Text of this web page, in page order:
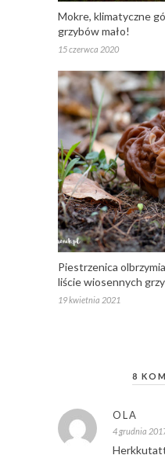
Mokre, klimatyczne
grzybów mało!
15 czerwca 2020
Piestrzenica
liście wiosennych
19 kwietnia 2021
8
OLA
4 grudnia